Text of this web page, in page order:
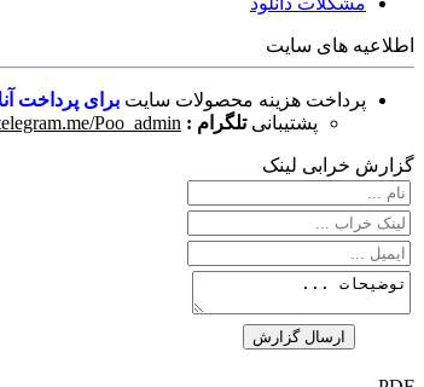
اطلاعیه های سایت
پرداخت هزینه محصولات سایت برای پرداخت
پشتیبانی تلگرام : Poo_admin
گزارش خرابی لینک